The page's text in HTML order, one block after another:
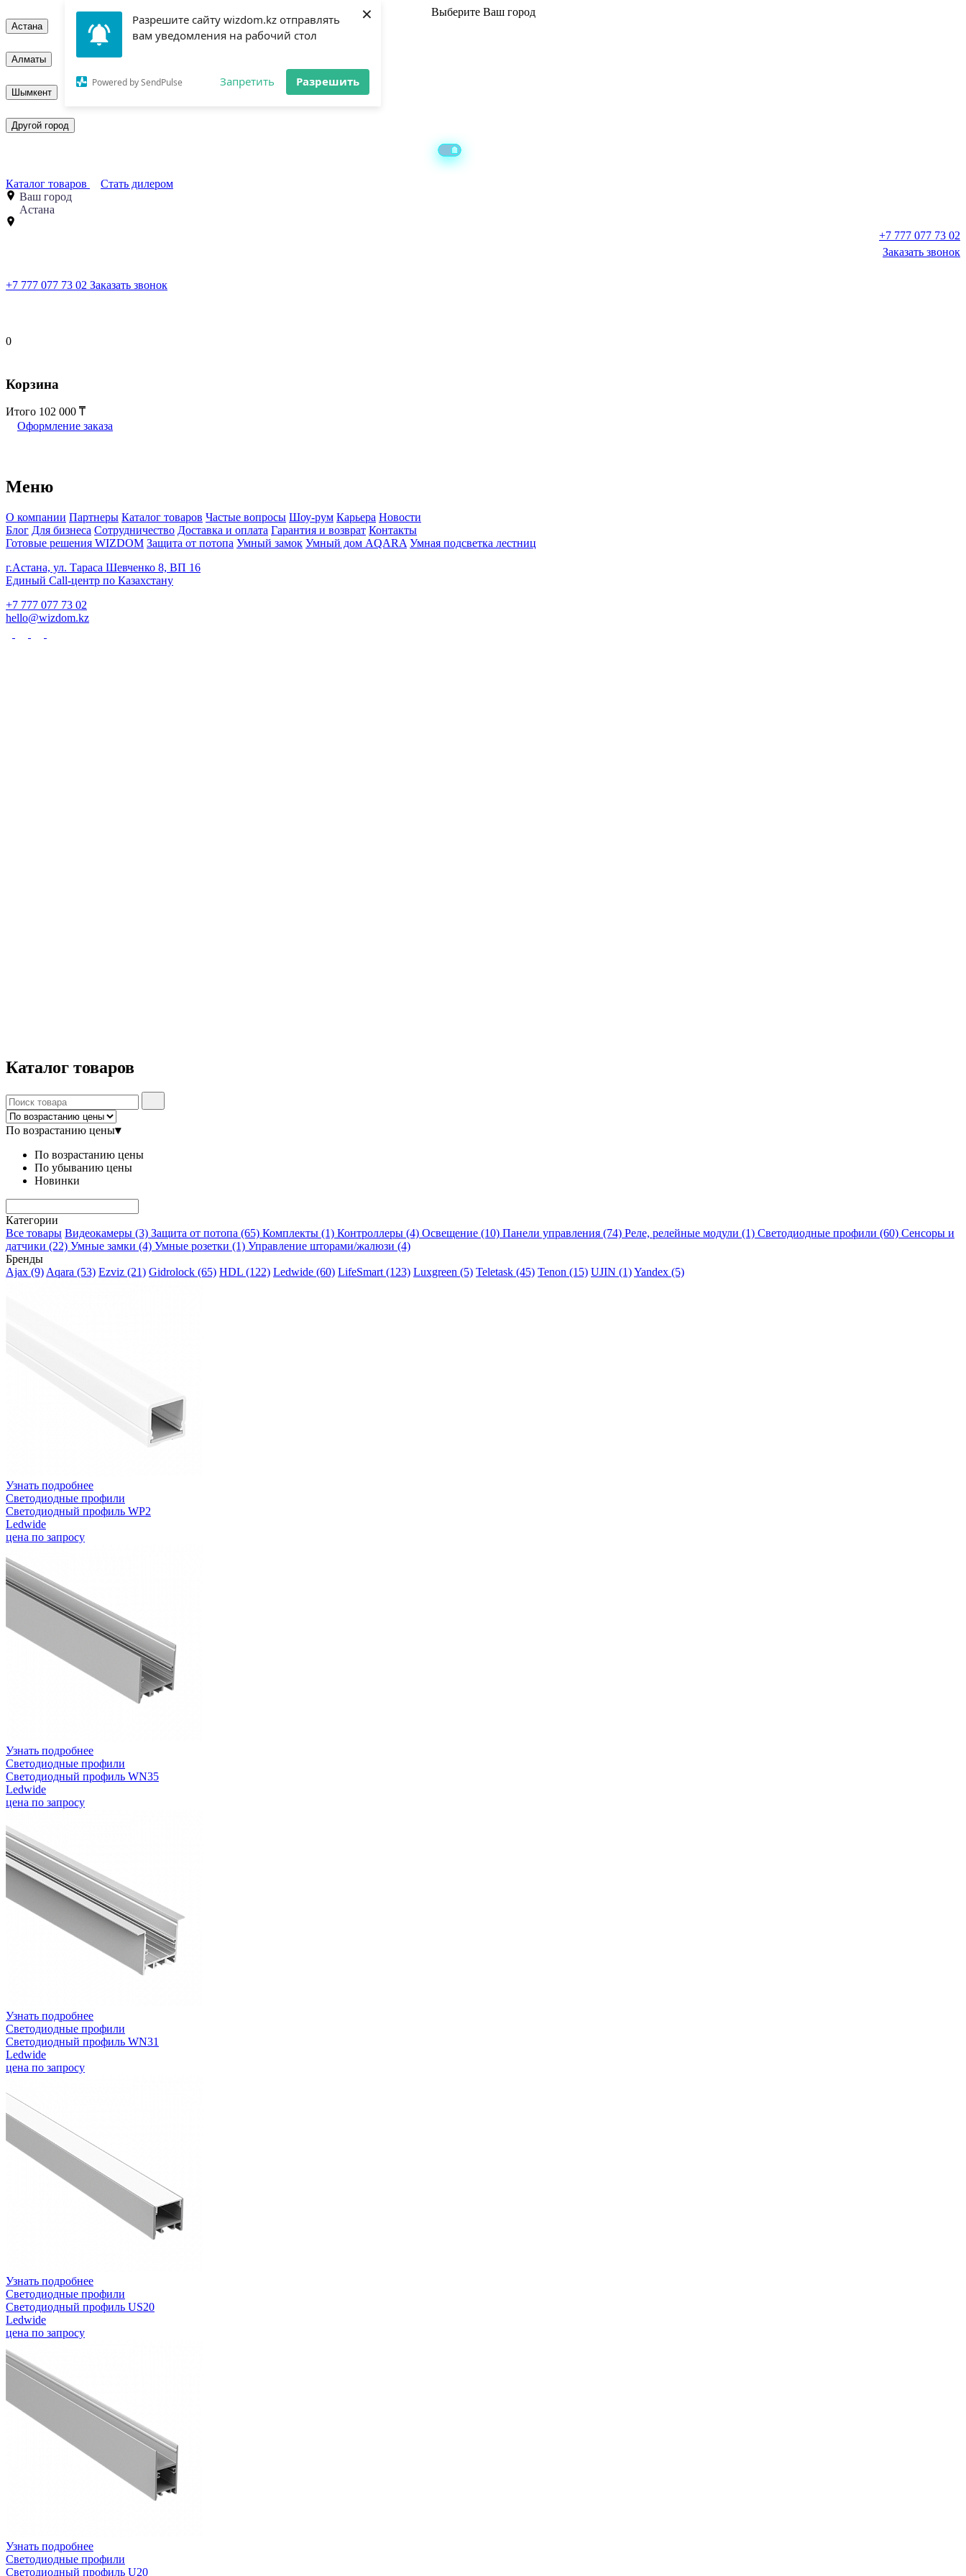
Разрешите сайту wizdom.kz отправлять
вам уведомления на рабочий стол
Powered by SendPulse Запретить Разрешить
× Выберите Ваш город
Астана
Алматы
Шымкент
Другой город
Каталог товаров
Стать дилером
Ваш город
Астана
+7 777 077 73 02
Заказать звонок
+7 777 077 73 02 Заказать звонок
0
Корзина
Итого 102 000
Оформление заказа
Меню
О компании Партнеры Каталог товаров Частые вопросы Шоу-рум Карьера Новости
Блог Для бизнеса Сотрудничество Доставка и оплата Гарантия и возврат Контакты
Готовые решения WIZDOM Защита от потопа Умный замок Умный дом AQARA Умная подсветка лестниц
г.Астана, ул. Тараса Шевченко 8, ВП 16
Единый Call-центр по Казахстану
+7 777 077 73 02
hello@wizdom.kz
Каталог товаров
По возрастанию цены▾
По возрастанию цены
По убыванию цены
Новинки
Категории
Все товары Видеокамеры (3) Защита от потопа (65) Комплекты (1) Контроллеры (4) Освещение (10) Панели управления (74) Реле, релейные модули (1) Светодиодные профили (60) Сенсоры и
датчики (22) Умные замки (4) Умные розетки (1) Управление шторами/жалюзи (4)
Бренды
Ajax (9) Aqara (53) Ezviz (21) Gidrolock (65) HDL (122) Ledwide (60) LifeSmart (123) Luxgreen (5) Teletask (45) Tenon (15) UJIN (1)Yandex (5)
Узнать подробнее
Светодиодные профили
Светодиодный профиль WP2
Ledwide
цена по запросу
Узнать подробнее
Светодиодные профили
Светодиодный профиль WN35
Ledwide
цена по запросу
Узнать подробнее
Светодиодные профили
Светодиодный профиль WN31
Ledwide
цена по запросу
Узнать подробнее
Светодиодные профили
Светодиодный профиль US20
Ledwide
цена по запросу
Узнать подробнее
Светодиодные профили
Светодиодный профиль U20